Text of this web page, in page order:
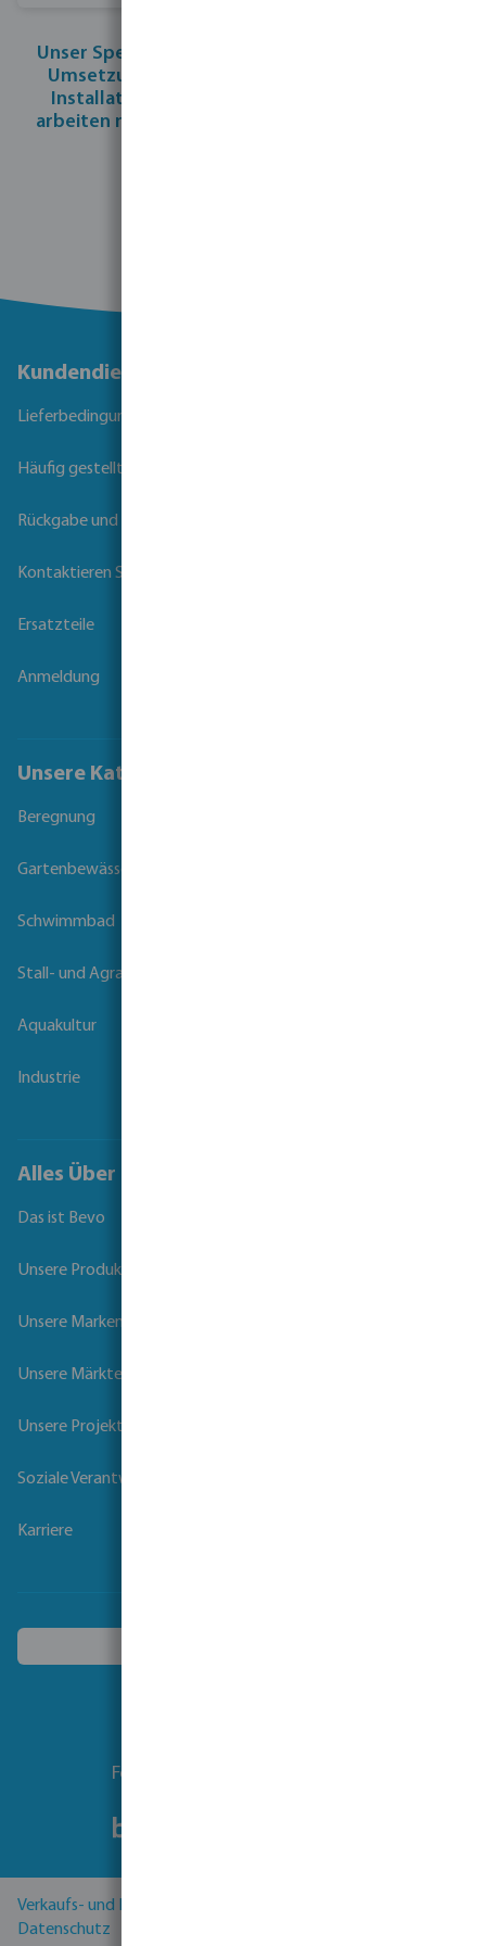
Unser Spezialistenteam unterstützt Sie bei der
Umsetzung Ihres Projekts.
Installations- und Kontaktdaten mit und wir
arbeiten mit Ihnen zusammen, um Ihr Projekt in
Kundendienst
Lieferbedingungen
Häufig gestellte Fragen
Rückgabe und Garantie
Kontaktieren Sie uns
Ersatzteile
Anmeldung
Unsere Kataloge
Beregnung
Gartenbewässerung
Schwimmbad
Stall- und Agrartechnik
Aquakultur
Industrie
Alles Über Bevo
Das ist Bevo
Unsere Produkte
Unsere Marken
Unsere Märkte
Unsere Projekte
Soziale Verantwortung der Unternehmen
Karriere
Folgen Sie uns
Verkaufs- und Lieferbedingungen
Datenschutz